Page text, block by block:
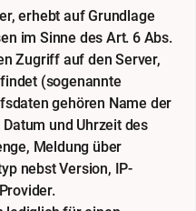
erhebt auf Grundlage
im Sinne des Art. 6 Abs.
Zugriff auf den Server,
(sogenannte
gehören Name der
und Uhrzeit des
Meldung über
nebst Version, IP-